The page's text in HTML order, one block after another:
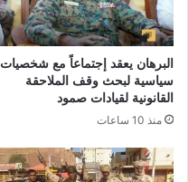
البرهان يعقد إجتماعاً مع شخصيات
سياسية لبحث وقف الملاحقة
القانونية لقيادات صمود
منذ 10 ساعات